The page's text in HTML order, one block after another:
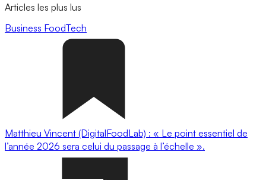
Articles les plus lus
Business FoodTech
Matthieu Vincent (DigitalFoodLab) : « Le point essentiel de
l’année 2026 sera celui du passage à l’échelle ».